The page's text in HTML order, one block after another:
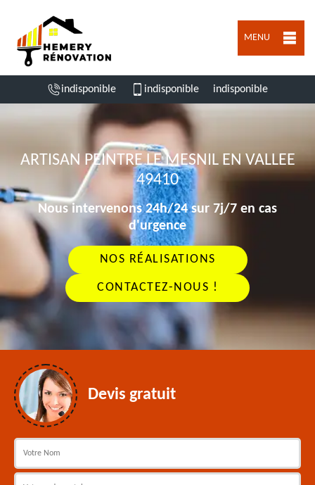
MENU
indisponible indisponible indisponible
ARTISAN PEINTRE LE MESNIL EN VALLEE
49410
Nous intervenons 24h/24 sur 7j/7 en cas
d'urgence
NOS RÉALISATIONS
CONTACTEZ-NOUS !
Devis gratuit